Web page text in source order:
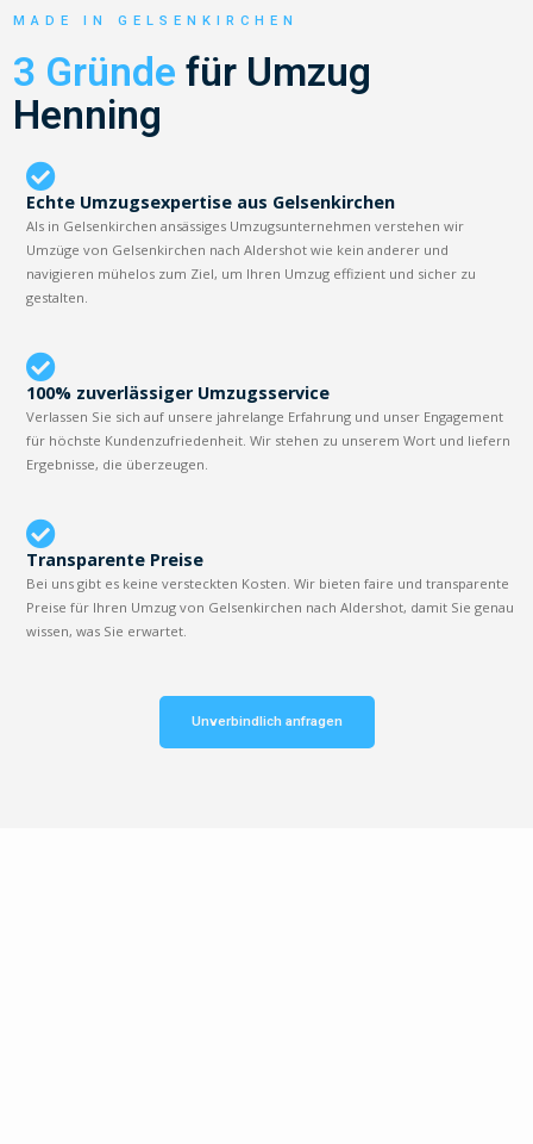
MADE IN GELSENKIRCHEN
3 Gründe für Umzug
Henning
Echte Umzugsexpertise aus Gelsenkirchen
Als in Gelsenkirchen ansässiges Umzugsunternehmen verstehen wir
Umzüge von Gelsenkirchen nach Aldershot wie kein anderer und
navigieren mühelos zum Ziel, um Ihren Umzug effizient und sicher zu
gestalten.
100% zuverlässiger Umzugsservice
Verlassen Sie sich auf unsere jahrelange Erfahrung und unser Engagement
für höchste Kundenzufriedenheit. Wir stehen zu unserem Wort und liefern
Ergebnisse, die überzeugen.
Transparente Preise
Bei uns gibt es keine versteckten Kosten. Wir bieten faire und transparente
Preise für Ihren Umzug von Gelsenkirchen nach Aldershot, damit Sie genau
wissen, was Sie erwartet.
Unverbindlich anfragen